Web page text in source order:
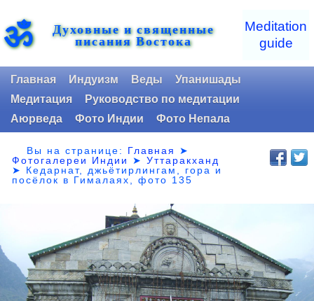
ॐ Духовные и священные
писания Востока
Meditation
guide
Главная Индуизм Веды
Упанишады
Медитация
Руководство по медитации
Аюрведа
Фото Индии Фото Непала
Вы на странице: Главная
➤
Фотогалереи Индии
➤Уттаракханд
➤ Кедарнат, джьётирлингам, гора и
посёлок в Гималаях, фото 135